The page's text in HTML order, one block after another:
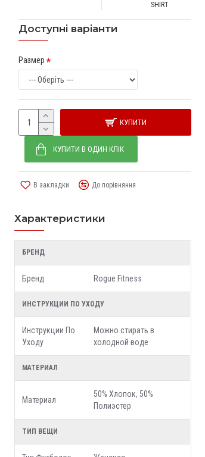
SHIRT
Доступні варіанти
Размер
КУПИТИ
КУПИТИ В ОДИН КЛІК
В закладки До порівняння
Характеристики
БРЕНД
Бренд Rogue Fitness
ИНСТРУКЦИИ ПО УХОДУ
Инструкции По
Уходу
Можно стирать в
холодной воде
МАТЕРИАЛ
Материал
50% Хлопок, 50%
Полиэстер
ТИП ВЕЩИ